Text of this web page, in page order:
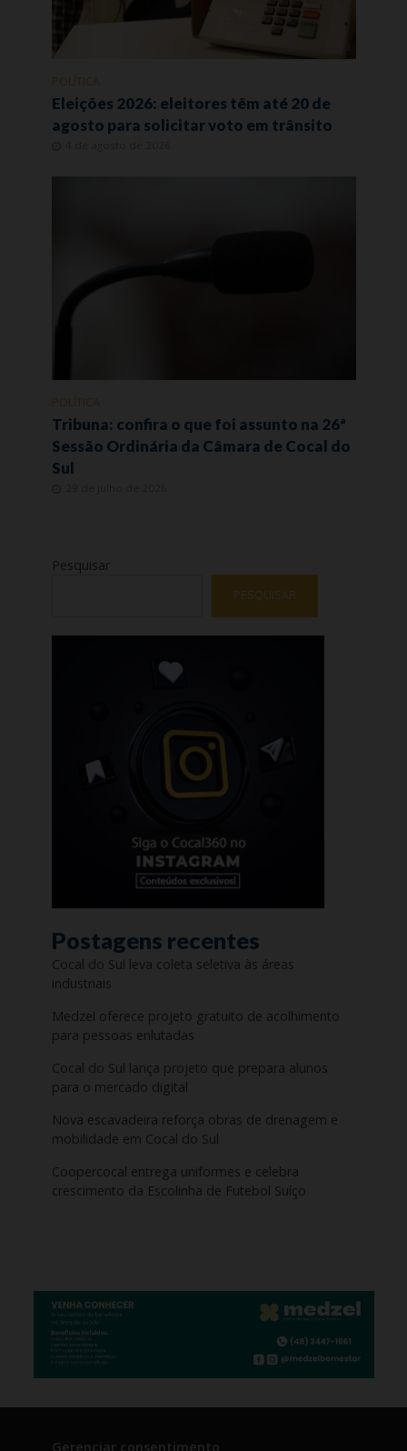
POLÍTICA
Eleições 2026: eleitores têm até 20 de
agosto para solicitar voto em trânsito
POLÍTICA
Tribuna: confira o que foi assunto na 26ª
Sessão Ordinária da Câmara de Cocal do
Sul
Pesquisar
PESQUISAR
Postagens recentes
Cocal do Sul leva coleta seletiva às áreas
industriais
Medzel oferece projeto gratuito de acolhimento
para pessoas enlutadas
Cocal do Sul lança projeto que prepara alunos
para o mercado digital
Nova escavadeira reforça obras de drenagem e
mobilidade em Cocal do Sul
Coopercocal entrega uniformes e celebra
crescimento da Escolinha de Futebol Suíço
Gerenciar consentimento